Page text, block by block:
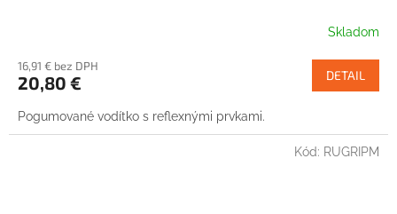
Skladom
16,91 € bez DPH
20,80 € DETAIL
Pogumované vodítko s reflexnými prvkami.
Kód: RUGRIPM